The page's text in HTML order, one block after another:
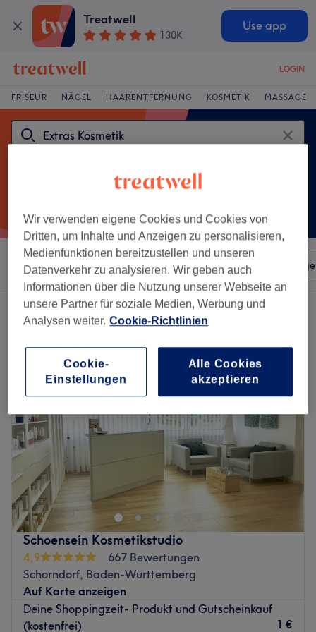
Treatwell
130K
Use app
LOGIN
FRISEUR NÄGEL HAARENTFERNUNG KOSMETIK MASSAGE
Sortieren nach Beliebiger Preis Salons
Ein Salon, der anbietet:
extras kosmetik in Schorndorf, Baden-Württemberg
Schoensein Kosmetikstudio
4,9
667 Bewertungen
Schorndorf, Baden-Württemberg
Auf Karte anzeigen
Deine Shoppingzeit- Produkt und Gutscheinkauf
(kostenfrei)
1 €
Wir verwenden eigene Cookies und Cookies von
Dritten, um Inhalte und Anzeigen zu personalisieren,
Medienfunktionen bereitzustellen und unseren
Datenverkehr zu analysieren. Wir geben auch
Informationen über die Nutzung unserer Webseite an
unsere Partner für soziale Medien, Werbung und
Analysen weiter. Cookie-Richtlinien
Cookie-
Einstellungen
Alle Cookies
akzeptieren